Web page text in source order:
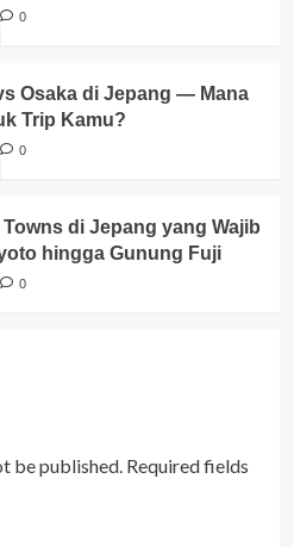
0
Osaka di Jepang — Mana
Trip Kamu?
0
di Jepang yang Wajib
hingga Gunung Fuji
0
be published. Required fields